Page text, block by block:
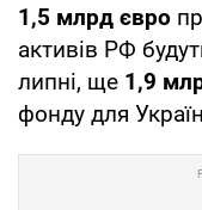
1,5 млрд євро
активів РФ
липні, ще 1,9
фонду для